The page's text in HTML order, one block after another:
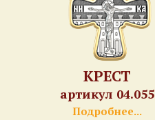
КРЕСТ
артикул 04.055
Подробнее...